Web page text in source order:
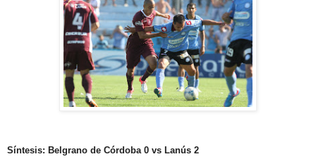
Síntesis: Belgrano de Córdoba 0 vs Lanús 2